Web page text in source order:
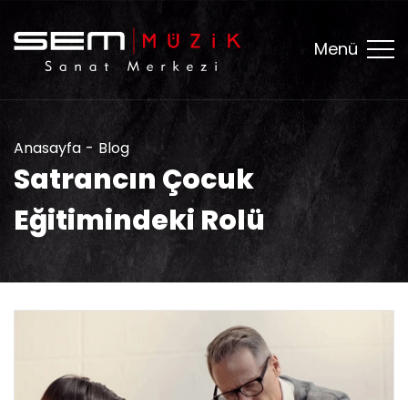
Menü
Anasayfa Blog
Satrancın Çocuk
Eğitimindeki Rolü